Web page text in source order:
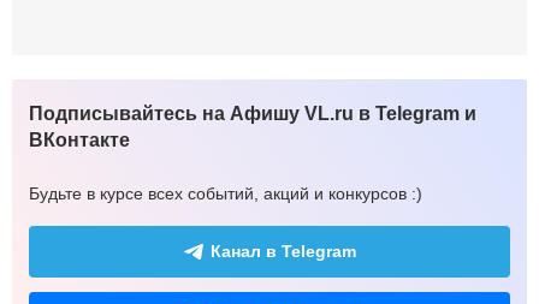
Подписывайтесь на Афишу VL.ru в Telegram и
ВКонтакте
Будьте в курсе всех событий, акций и конкурсов :)
Канал в Telegram